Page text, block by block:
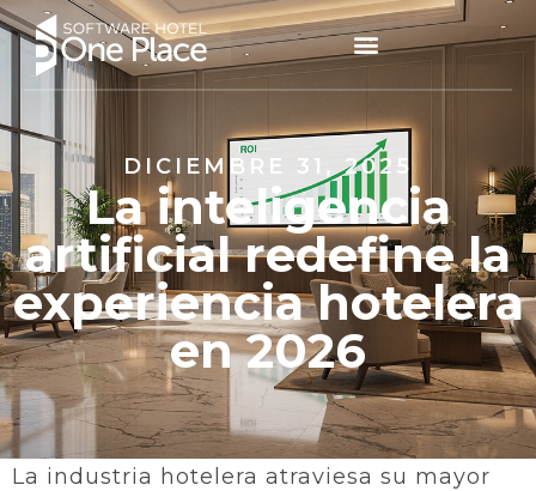
DICIEMBRE 31, 2025
La inteligencia
artificial redefine la
experiencia hotelera
en 2026
La industria hotelera atraviesa su mayor